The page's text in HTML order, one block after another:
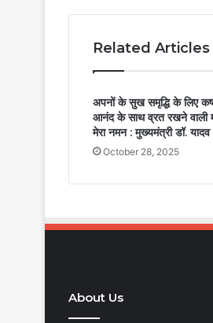
Related Articles
अपनों के सुख समृद्धि के लिए
आनंद के साथ व्रत रखने वाली
मेरा नमन : मुख्यमंत्री डॉ. यादव
October 28, 2025
About Us